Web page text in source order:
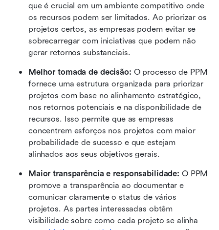
que é crucial em um ambiente competitivo onde
os recursos podem ser limitados. Ao priorizar os
projetos certos, as empresas podem evitar se
sobrecarregar com iniciativas que podem não
gerar retornos substanciais.
Melhor tomada de decisão: O processo de PPM
fornece uma estrutura organizada para priorizar
projetos com base no alinhamento estratégico,
nos retornos potenciais e na disponibilidade de
recursos. Isso permite que as empresas
concentrem esforços nos projetos com maior
probabilidade de sucesso e que estejam
alinhados aos seus objetivos gerais.
Maior transparência e responsabilidade: O PPM
promove a transparência ao documentar e
comunicar claramente o status de vários
projetos. As partes interessadas obtêm
visibilidade sobre como cada projeto se alinha